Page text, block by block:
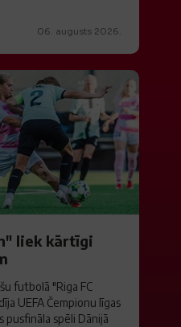
06. augusts 2026.
liek kārtīgi
futbolā "Riga FC
UEFA Čempionu līgas
pusfināla spēli Dānijā